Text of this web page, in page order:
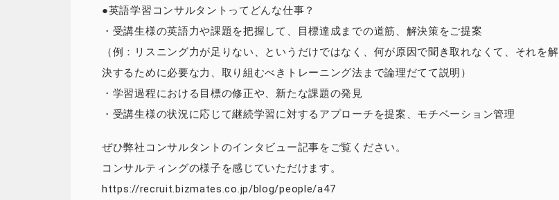
●英語学習コンサルタントってどんな仕事？
・受講生様の英語力や課題を把握して、目標達成までの道筋、解決策をご提案
（例：リスニング力が足りない、というだけではなく、何が原因で聞き取れなくて、それを解
決するために必要な力、取り組むべきトレーニング法まで論理だてて説明）
・学習過程における目標の修正や、新たな課題の発見
・受講生様の状況に応じて継続学習に対するアプローチを提案、モチベーション管理
ぜひ弊社コンサルタントのインタビュー記事をご覧ください。
コンサルティングの様子を感じていただけます。
https://recruit.bizmates.co.jp/blog/people/a47